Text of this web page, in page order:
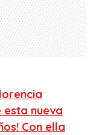
nueva
Con ella